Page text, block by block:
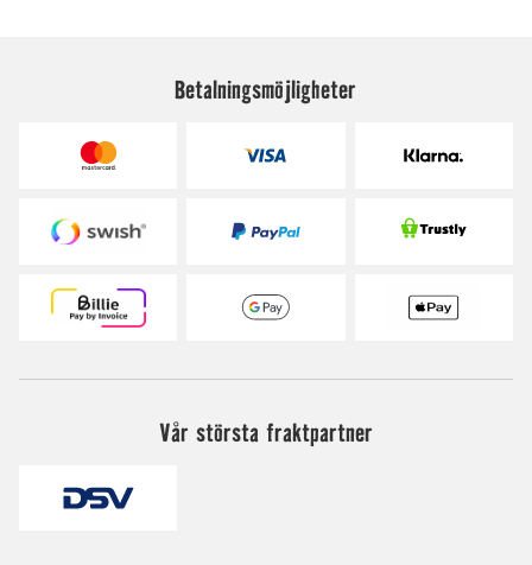
Betalningsmöjligheter
Vår största fraktpartner